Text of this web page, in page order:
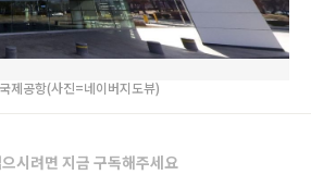
제공항(사진=네이버지도뷰)
시려면 지금 구독해주세요